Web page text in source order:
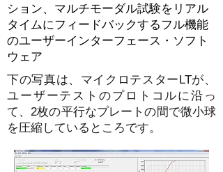
ション、マルチモーダル試験をリアル
タイムにフィードバックするフル機能
のユーザーインターフェース・ソフト
ウェア
下の写真は、マイクロテスターLTが、
ユーザーテストのプロトコルに沿っ
て、2枚の平行なプレートの間で微小球
を圧縮しているところです。